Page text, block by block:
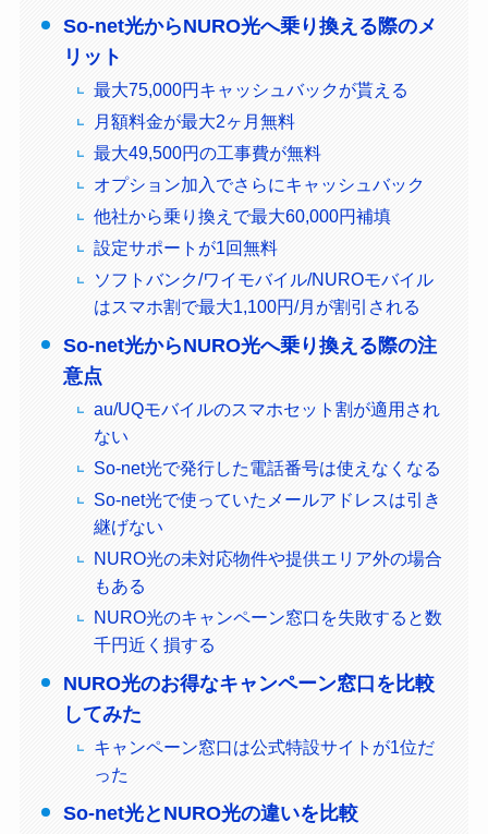
So-net光からNURO光へ乗り換える際のメ
リット
最大75,000円キャッシュバックが貰える
月額料金が最大2ヶ月無料
最大49,500円の工事費が無料
オプション加入でさらにキャッシュバック
他社から乗り換えで最大60,000円補填
設定サポートが1回無料
ソフトバンク/ワイモバイル/NUROモバイル
はスマホ割で最大1,100円/月が割引される
So-net光からNURO光へ乗り換える際の注
意点
au/UQモバイルのスマホセット割が適用され
ない
So-net光で発行した電話番号は使えなくなる
So-net光で使っていたメールアドレスは引き
継げない
NURO光の未対応物件や提供エリア外の場合
もある
NURO光のキャンペーン窓口を失敗すると数
千円近く損する
NURO光のお得なキャンペーン窓口を比較
してみた
キャンペーン窓口は公式特設サイトが1位だ
った
So-net光とNURO光の違いを比較